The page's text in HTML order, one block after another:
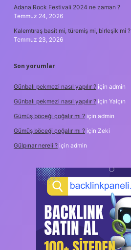
Adana Rock Festivali 2024 ne zaman ?
Temmuz 24, 2026
Kalemtıraş basit mi, türemiş mi, birleşik mi ?
Temmuz 23, 2026
Son yorumlar
Günbalı pekmezi nasıl yapılır ? için admin
Günbalı pekmezi nasıl yapılır ? için Yalçın
Gümüş böceği çoğalır mı ? için admin
Gümüş böceği çoğalır mı ? için Zeki
Gülpınar nereli ? için admin